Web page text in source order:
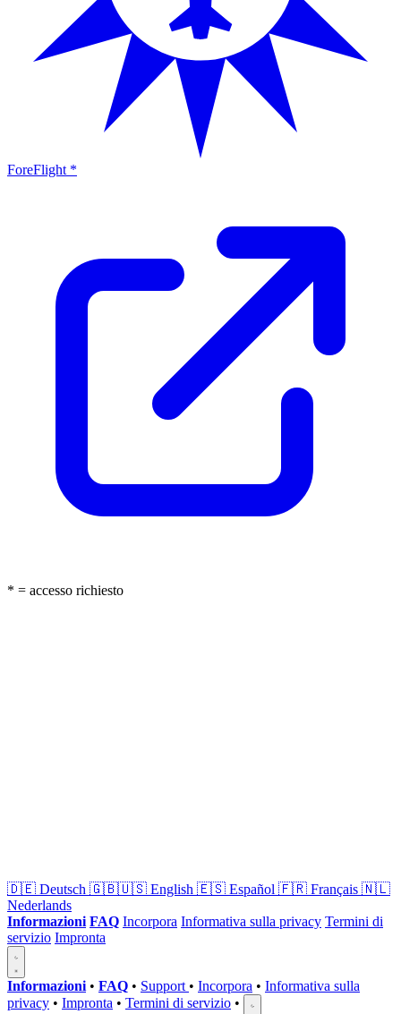
ForeFlight *
* = accesso richiesto
🇩🇪 Deutsch 🇬🇧🇺🇸 English 🇪🇸 Español 🇫🇷 Français 🇳🇱
Nederlands
Informazioni FAQ Incorpora Informativa sulla privacy Termini di
servizio Impronta
Informazioni • FAQ • Support • Incorpora • Informativa sulla
privacy • Impronta • Termini di servizio •